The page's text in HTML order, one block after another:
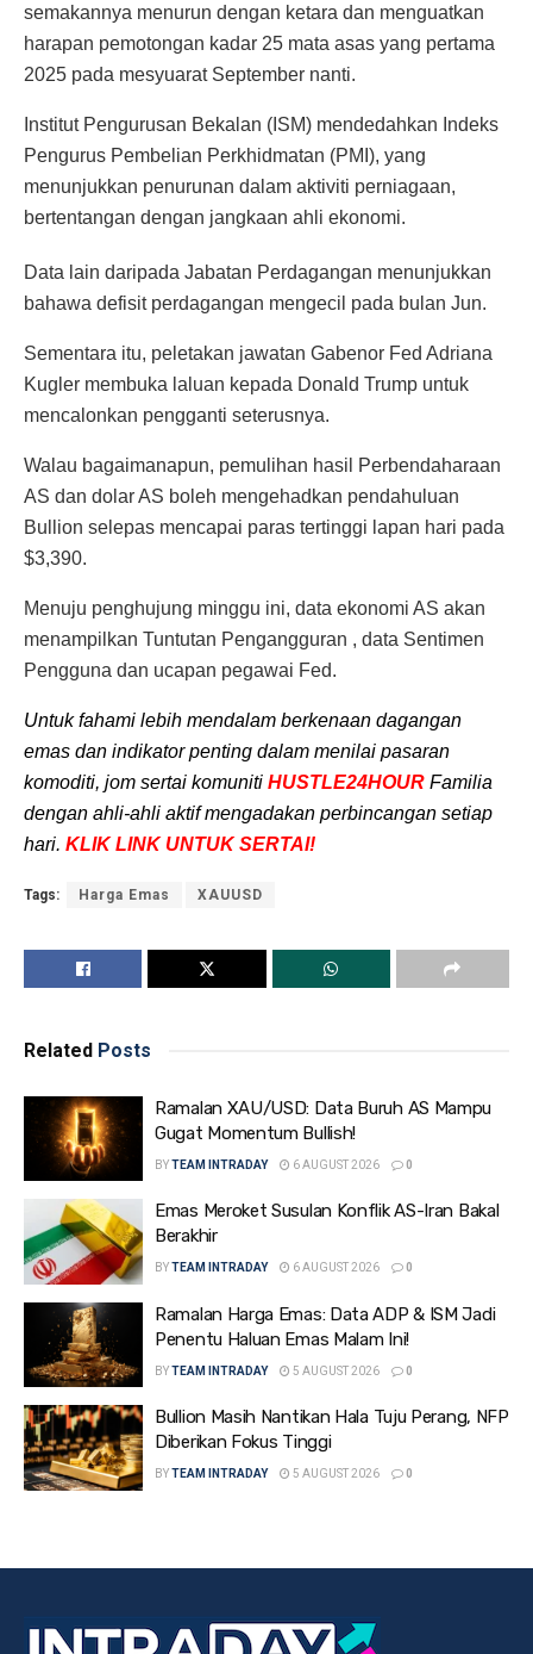
semakannya menurun dengan ketara dan menguatkan
harapan pemotongan kadar 25 mata asas yang pertama
2025 pada mesyuarat September nanti.
Institut Pengurusan Bekalan (ISM) mendedahkan Indeks
Pengurus Pembelian Perkhidmatan (PMI), yang
menunjukkan penurunan dalam aktiviti perniagaan,
bertentangan dengan jangkaan ahli ekonomi.
Data lain daripada Jabatan Perdagangan menunjukkan
bahawa defisit perdagangan mengecil pada bulan Jun.
Sementara itu, peletakan jawatan Gabenor Fed Adriana
Kugler membuka laluan kepada Donald Trump untuk
mencalonkan pengganti seterusnya.
Walau bagaimanapun, pemulihan hasil Perbendaharaan
AS dan dolar AS boleh mengehadkan pendahuluan
Bullion selepas mencapai paras tertinggi lapan hari pada
$3,390.
Menuju penghujung minggu ini, data ekonomi AS akan
menampilkan Tuntutan Pengangguran , data Sentimen
Pengguna dan ucapan pegawai Fed.
Untuk fahami lebih mendalam berkenaan dagangan
emas dan indikator penting dalam menilai pasaran
komoditi, jom sertai komuniti HUSTLE24HOUR Familia
dengan ahli-ahli aktif mengadakan perbincangan setiap
hari. KLIK LINK UNTUK SERTAI!
Tags: Harga Emas XAUUSD
Related Posts
Ramalan XAU/USD: Data Buruh AS Mampu
Gugat Momentum Bullish!
BYTEAM INTRADAY 6 AUGUST 2026 0
Emas Meroket Susulan Konflik AS-Iran Bakal
Berakhir
BYTEAM INTRADAY 6 AUGUST 2026 0
Ramalan Harga Emas: Data ADP & ISM Jadi
Penentu Haluan Emas Malam Ini!
BYTEAM INTRADAY 5 AUGUST 2026 0
Bullion Masih Nantikan Hala Tuju Perang, NFP
Diberikan Fokus Tinggi
BYTEAM INTRADAY 5 AUGUST 2026 0